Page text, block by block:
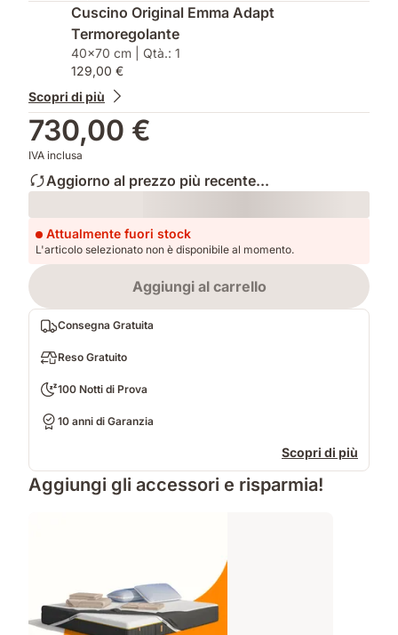
Cuscino Original Emma Adapt
Termoregolante
40x70 cm | Qtà.: 1
129,00 €
Scopri di più
730,00 €
IVA inclusa
Aggiorno al prezzo più recente...
Loading
Attualmente fuori stock
L'articolo selezionato non è disponibile al momento.
Aggiungi al carrello
Consegna Gratuita
Reso Gratuito
100 Notti di Prova
10 anni di Garanzia
Scopri di più
Aggiungi gli accessori e risparmia!